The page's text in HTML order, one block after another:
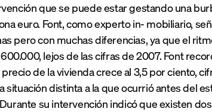
que se puede estar gestando una
euro. Font, como experto in- mobiliario,
pero con muchas diferencias, ya que el
lejos de las cifras de 2007. Font
de la vivienda crece al 3,5 por ciento,
situación distinta a la que ocurrió antes del
su intervención indicó que existen dos